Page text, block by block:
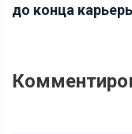
до конца